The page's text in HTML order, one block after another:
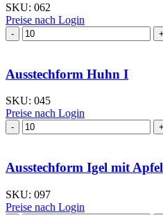
SKU: 062
Preise nach Login
Ausstechform Huhn I
SKU: 045
Preise nach Login
Ausstechform Igel mit Apfel
SKU: 097
Preise nach Login